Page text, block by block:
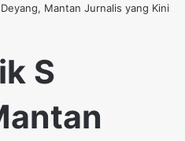
Mantan Jurnalis yang Kini
S